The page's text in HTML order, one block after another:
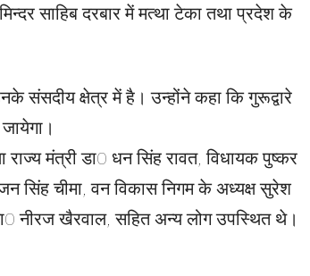
साहिब दरबार में मत्था टेका तथा प्रदेश के
संसदीय क्षेत्र में है। उन्होंने कहा कि गुरूद्वारे
राज्य मंत्री डा0 धन सिंह रावत, विधायक पुष्कर
सिंह चीमा, वन विकास निगम के अध्यक्ष सुरेश
नीरज खैरवाल, सहित अन्य लोग उपस्थित थे।